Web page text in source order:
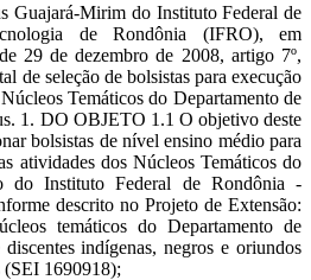
Guajará-Mirim do Instituto Federal de
de Rondônia (IFRO), em
29 de dezembro de 2008, artigo 7º,
de seleção de bolsistas para execução
Temáticos do Departamento de
1. DO OBJETO 1.1 O objetivo deste
bolsistas de nível ensino médio para
atividades dos Núcleos Temáticos do
do Instituto Federal de Rondônia -
descrito no Projeto de Extensão:
temáticos do Departamento de
indígenas, negros e oriundos
(SEI 1690918);